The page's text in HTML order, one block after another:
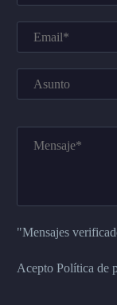
"Mensajes
Acepto Política de